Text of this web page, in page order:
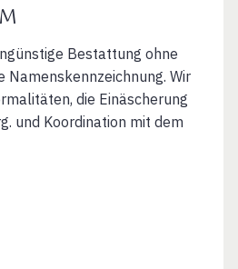
Bestattung ohne
Namenskennzeichnung. Wir
die Einäscherung
und Koordination mit dem